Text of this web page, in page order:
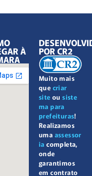
À
Muito mais
que criar
site ousiste
ma para
prefeituras!
Realizamos
uma assessor
ia completa,
onde
garantimos
em contrato
POR CR2